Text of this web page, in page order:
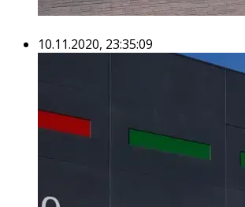
10.11.2020, 23:35:09